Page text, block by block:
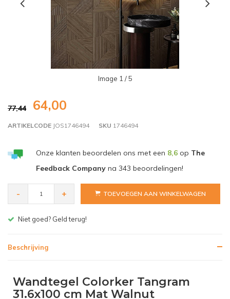
Image 1 / 5
77,44 64,00
ARTIKELCODE JOS1746494 SKU 1746494
Onze klanten beoordelen ons met een 8,6op The
Feedback Companyna 343 beoordelingen!
- + TOEVOEGEN AAN WINKELWAGEN
Gratis bezorgen v.a. € 150,- (NL)
Beschrijving
Wandtegel Colorker Tangram
31.6x100 cm Mat Walnut